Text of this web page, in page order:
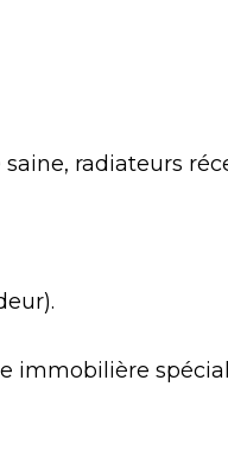
saine, radiateurs
immobilière